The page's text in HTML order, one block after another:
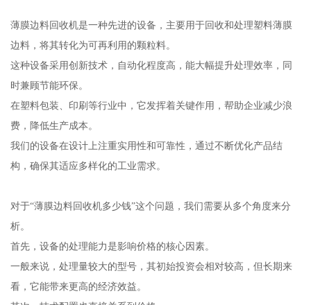
薄膜边料回收机是一种先进的设备，主要用于回收和处理塑料薄膜
边料，将其转化为可再利用的颗粒料。
这种设备采用创新技术，自动化程度高，能大幅提升处理效率，同
时兼顾节能环保。
在塑料包装、印刷等行业中，它发挥着关键作用，帮助企业减少浪
费，降低生产成本。
我们的设备在设计上注重实用性和可靠性，通过不断优化产品结
构，确保其适应多样化的工业需求。
对于“薄膜边料回收机多少钱”这个问题，我们需要从多个角度来分
析。
首先，设备的处理能力是影响价格的核心因素。
一般来说，处理量较大的型号，其初始投资会相对较高，但长期来
看，它能带来更高的经济效益。